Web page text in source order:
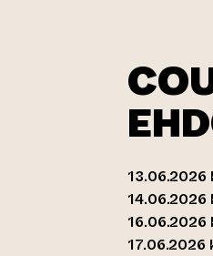
16.06.2026
17.06.2026